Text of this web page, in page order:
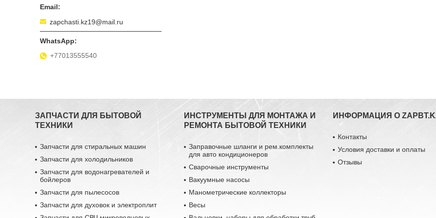
zapchasti.kz19@mail.ru
+77013555540
ЗАПЧАСТИ ДЛЯ БЫТОВОЙ
ТЕХНИКИ
Запчасти для стиральных машин
Запчасти для холодильников
Запчасти для водонагревателей и
бойлеров
Запчасти для пылесосов
Запчасти для духовок и электроплит
ИНСТРУМЕНТЫ ДЛЯ МОНТАЖА И
РЕМОНТА БЫТОВОЙ ТЕХНИКИ
Заправочные шланги и рем.комплекты
для авто кондиционеров
Сварочные инструменты
Вакуумные насосы
Манометрические коллекторы
Весы
ИНФОРМАЦИЯ О
Контакты
Условия доставки и оплаты
Отзывы